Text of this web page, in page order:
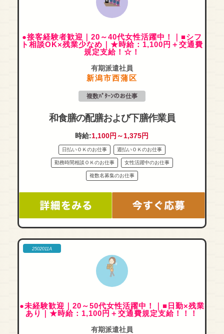
●接客経験者歓迎｜20～40代女性活躍中！｜■シフ
ト相談OK×残業少なめ｜★時給：1,100円＋交通費
規定支給！☆！
有期派遣社員
新潟市西蒲区
複数ﾊﾟﾀｰﾝのお仕事
和食膳の配膳および下膳作業員
時給:1,100円～1,375円
日払いＯＫのお仕事 週払いＯＫのお仕事
勤務時間相談ＯＫのお仕事 女性活躍中のお仕事
複数名募集のお仕事
2502011A
●未経験歓迎｜20～50代女性活躍中！｜■日勤×残業
あり｜★時給：1,100円＋交通費規定支給！！！
有期派遣社員